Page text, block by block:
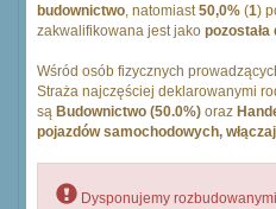
budownictwo, natomiast50,0% (1)
zakwalifikowana jest jako pozostała
Wśród osób fizycznych
Straża najczęściej deklarowanymi
są Budownictwo (50.0%) oraz
pojazdów samochodowych,
Dysponujemy